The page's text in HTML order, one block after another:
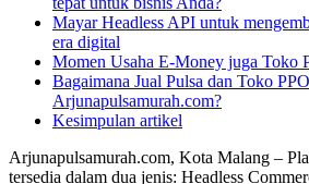
Mayar Headless API untuk
era digital
Momen Usaha E-Money juga Toko
Bagaimana Jual Pulsa dan Toko
Arjunapulsamurah.com?
Kesimpulan artikel
Arjunapulsamurah.com, Kota Malang –
tersedia dalam dua jenis: Headless